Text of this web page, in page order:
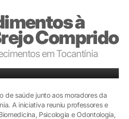
à
Comprido
em Tocantínia
de saúde junto aos moradores da
A iniciativa reuniu professores e
Psicologia e Odontologia,